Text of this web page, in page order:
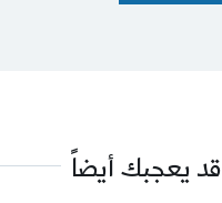
قد يعجبك أيضاً